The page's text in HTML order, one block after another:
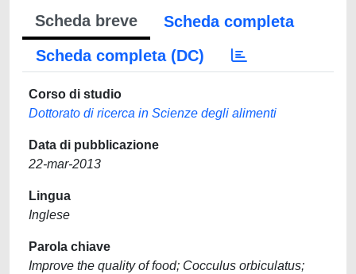
Scheda breve
Scheda completa
Scheda completa (DC)
Corso di studio
Dottorato di ricerca in Scienze degli alimenti
Data di pubblicazione
22-mar-2013
Lingua
Inglese
Parola chiave
Improve the quality of food; Cocculus orbiculatus;